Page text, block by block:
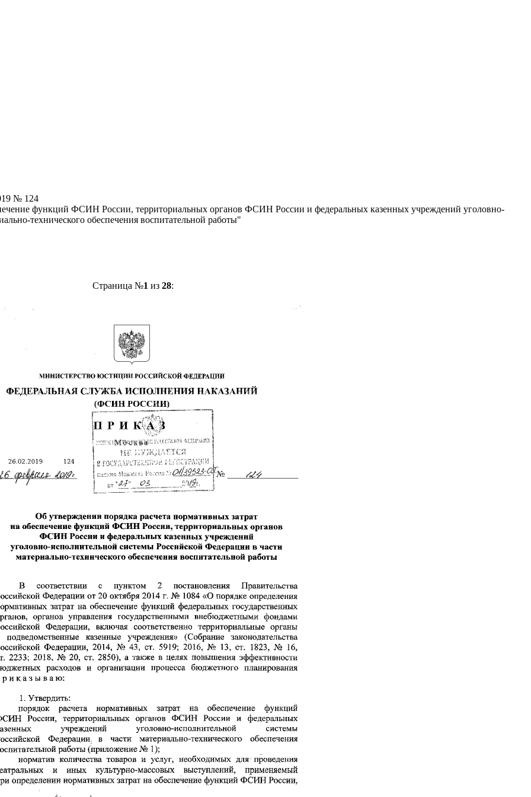
№ 124
функций ФСИН России, территориальных органов ФСИН России и федеральных казенных учреждений уголовно-
технического обеспечения воспитательной работы"
Страница №1 из 28: